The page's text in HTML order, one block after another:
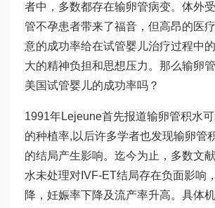
者中，多数都存在输卵管病变。体外
管不孕患者带来了福音，但高昂的医
意的成功率给在试管婴儿治疗过程中
大的精神负担和思想压力。那么输卵
美国试管婴儿的成功率吗？
1991年Lejeune首先报道输卵管积水
的种植率,以后许多学者也发现输卵管
的结局产生影响。迄今为止，多数文
水未处理对IVF-ET结局存在负面影响
降，妊娠率下降及流产率升高。具体